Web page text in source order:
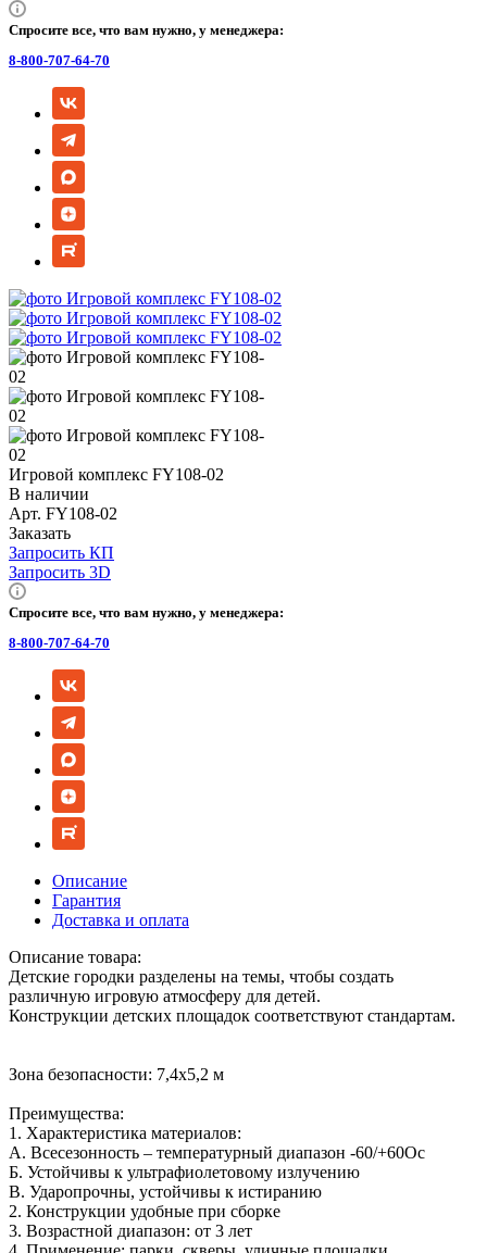
Спросите все, что вам нужно, у менеджера:
8-800-707-64-70
Игровой комплекс FY108-02
В наличии
Арт. FY108-02
Заказать
Запросить КП
Запросить 3D
Спросите все, что вам нужно, у менеджера:
8-800-707-64-70
Описание
Гарантия
Доставка и оплата
Описание товара:
Детские городки разделены на темы, чтобы создать
различную игровую атмосферу для детей.
Конструкции детских площадок соответствуют стандартам.
Зона безопасности: 7,4х5,2 м
Преимущества:
1. Характеристика материалов:
А. Всесезонность – температурный диапазон -60/+60Ос
Б. Устойчивы к ультрафиолетовому излучению
В. Ударопрочны, устойчивы к истиранию
2. Конструкции удобные при сборке
3. Возрастной диапазон: от 3 лет